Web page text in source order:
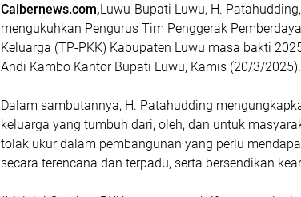
Caibernews.com,Luwu-Bupati Luwu, H.
mengukuhkan Pengurus Tim Penggerak
Keluarga (TP-PKK) Kabupaten Luwu masa bakti
Andi Kambo Kantor Bupati Luwu, Kamis (20/3/2025).
Dalam sambutannya, H. Patahudding
keluarga yang tumbuh dari, oleh, dan untuk
tolak ukur dalam pembangunan yang perlu
secara terencana dan terpadu, serta bersendikan